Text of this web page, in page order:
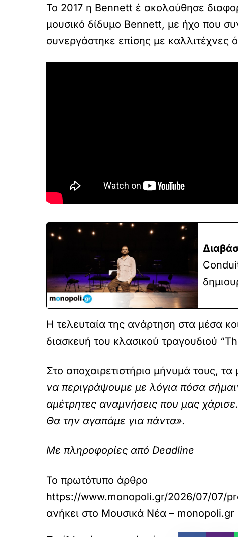
Το 2017 η Bennett έ ακολούθησε
μουσικό δίδυμο Bennett, με ήχο που
συνεργάστηκε επίσης με
Η τελευταία της ανάρτηση στα μέσα
διασκευή του κλασικού τραγουδιού
Στο αποχαιρετιστήριο μήνυμά τους,
να περιγράψουμε με λόγια πόσα
αμέτρητες αναμνήσεις που μας
Θα την αγαπάμε για πάντα».
Με πληροφορίες από Deadline
Το πρωτότυπο άρθρο
https://www.monopoli.gr/2026/07/07/
ανήκει στο Μουσικά Νέα – monopoli.gr